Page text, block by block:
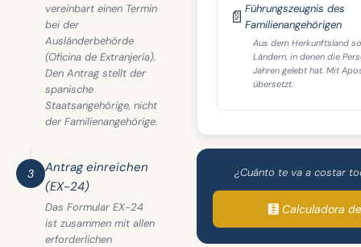
vereinbart einen Termin
bei der
Ausländerbehörde
(Oficina de Extranjería).
Den Antrag stellt der
spanische
Staatsangehörige, nicht
der Familienangehörige.
3
Antrag einreichen
(EX-24)
Das Formular EX-24
ist zusammen mit allen
erforderlichen
📄 Führungszeugnis des
Familienangehörigen
Aus dem Herkunftsland
Ländern, in denen die
Jahren gelebt hat. Mit
übersetzt.
¿Cuánto te va a costar
🧮 Calculadora